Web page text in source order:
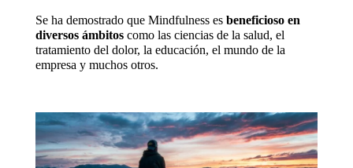
Se ha demostrado que Mindfulness es beneficioso en
diversos ámbitoscomo las ciencias de la salud, el
tratamiento del dolor, la educación, el mundo de la
empresa y muchos otros.